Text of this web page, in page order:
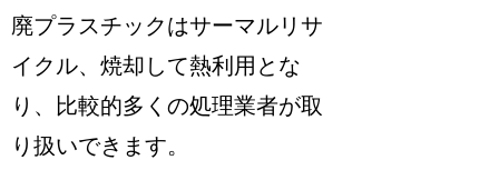
廃プラスチックはサーマルリサ
イクル、焼却して熱利用とな
り、比較的多くの処理業者が取
り扱いできます。